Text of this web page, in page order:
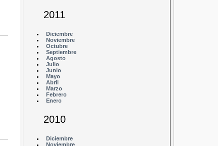
2011
Diciembre
Noviembre
Octubre
Septiembre
Agosto
Julio
Junio
Mayo
Abril
Marzo
Febrero
Enero
2010
Diciembre
Noviembre